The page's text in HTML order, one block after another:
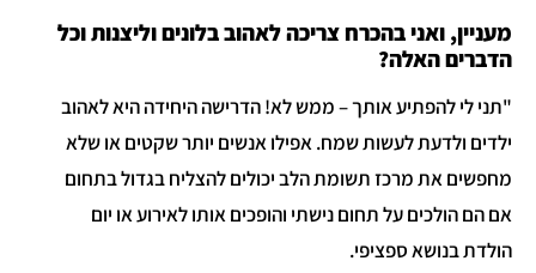
מעניין, ואני בהכרח צריכה לאהוב בלונים וליצנות וכל
הדברים האלה?
"תני לי להפתיע אותך – ממש לא! הדרישה היחידה היא לאהוב
ילדים ולדעת לעשות שמח. אפילו אנשים יותר שקטים או שלא
מחפשים את מרכז תשומת הלב יכולים להצליח בגדול בתחום
אם הם הולכים על תחום נישתי והופכים אותו לאירוע או יום
הולדת בנושא ספציפי.